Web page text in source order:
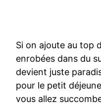
Si on ajoute au top
enrobées dans du
devient juste
pour le petit
vous allez